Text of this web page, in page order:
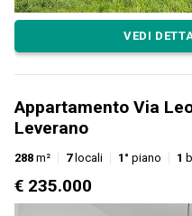
VEDI
Appartamento Via
Leverano
288 m² 7locali 1° piano 1
€ 235.000